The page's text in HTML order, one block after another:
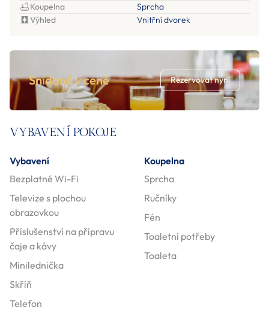
Koupelna
Sprcha
Výhled
Vnitřní dvorek
Snídaně v ceně Rezervovat nyní
VYBAVENÍ POKOJE
Vybavení
Bezplatné Wi-Fi
Televize s plochou
obrazovkou
Příslušenství na přípravu
čaje a kávy
Minilednička
Skříň
Telefon
Koupelna
Sprcha
Ručníky
Fén
Toaletní potřeby
Toaleta